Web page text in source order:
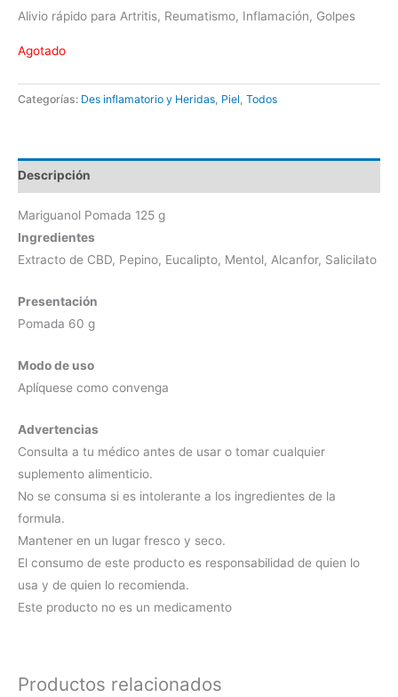
Alivio rápido para Artritis, Reumatismo, Inflamación, Golpes
Agotado
Categorías: Des inflamatorio y Heridas, Piel, Todos
Descripción
Mariguanol Pomada 125 g
Ingredientes
Extracto de CBD, Pepino, Eucalipto, Mentol, Alcanfor, Salicilato
Presentación
Pomada 60 g
Modo de uso
Aplíquese como convenga
Advertencias
Consulta a tu médico antes de usar o tomar cualquier
suplemento alimenticio.
No se consuma si es intolerante a los ingredientes de la
formula.
Mantener en un lugar fresco y seco.
El consumo de este producto es responsabilidad de quien lo
usa y de quien lo recomienda.
Este producto no es un medicamento
Productos relacionados